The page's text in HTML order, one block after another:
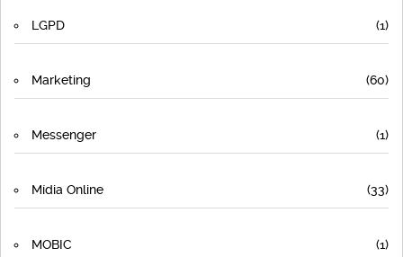
LGPD (1)
Marketing (60)
Messenger (1)
Mídia Online (33)
MOBIC (1)